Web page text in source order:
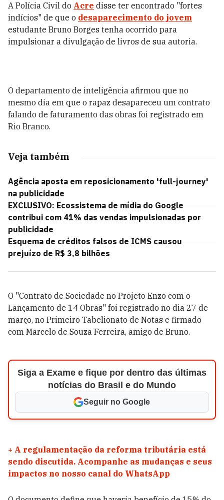
A Polícia Civil do Acre disse ter encontrado "fortes
indícios" de que o desaparecimento do jovem
estudante Bruno Borges tenha ocorrido para
impulsionar a divulgação de livros de sua autoria.
O departamento de inteligência afirmou que no
mesmo dia em que o rapaz desapareceu um contrato
falando de faturamento das obras foi registrado em
Rio Branco.
Veja também
Agência aposta em reposicionamento 'full-journey'
na publicidade
EXCLUSIVO: Ecossistema de mídia do Google
contribui com 41% das vendas impulsionadas por
publicidade
Esquema de créditos falsos de ICMS causou
prejuízo de R$ 3,8 bilhões
O "Contrato de Sociedade no Projeto Enzo com o
Lançamento de 14 Obras" foi registrado no dia 27 de
março, no Primeiro Tabelionato de Notas e firmado
com Marcelo de Souza Ferreira, amigo de Bruno.
Siga a Exame e fique por dentro das últimas
notícias do Brasil e do Mundo
Seguir no Google
+ A regulamentação da reforma tributária está
sendo discutida. Acompanhe as mudanças e seus
impactos no nosso canal do WhatsApp